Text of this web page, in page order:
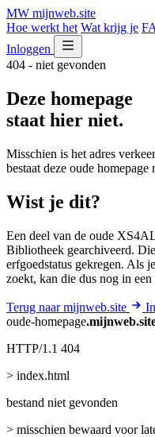
MW mijnweb.site
Hoe werkt het Wat krijg je
Inloggen
404 - niet gevonden
Deze homepage
staat hier niet.
Misschien is het adres
bestaat deze oude
Wist je dit?
Een deel van de oude
Bibliotheek gearchiveerd.
erfgoedstatus gekregen. Als
zoekt, kan die dus nog in
Terug naar mijnweb.site
oude-homepage
HTTP/1.1 404
> index.html
bestand niet gevonden
> misschien bewaard voor